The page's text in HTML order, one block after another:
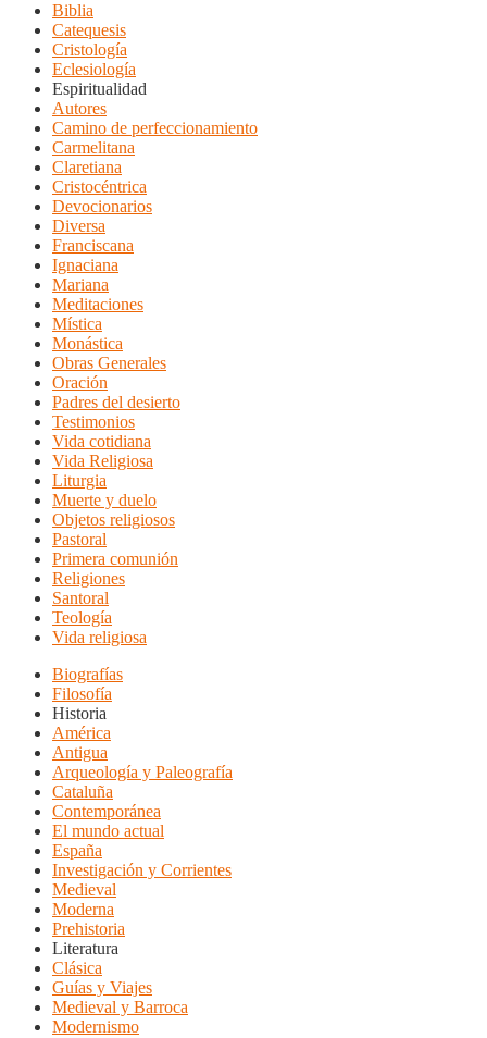
Biblia
Catequesis
Cristología
Eclesiología
Espiritualidad
Autores
Camino de perfeccionamiento
Carmelitana
Claretiana
Cristocéntrica
Devocionarios
Diversa
Franciscana
Ignaciana
Mariana
Meditaciones
Mística
Monástica
Obras Generales
Oración
Padres del desierto
Testimonios
Vida cotidiana
Vida Religiosa
Liturgia
Muerte y duelo
Objetos religiosos
Pastoral
Primera comunión
Religiones
Santoral
Teología
Vida religiosa
Biografías
Filosofía
Historia
América
Antigua
Arqueología y Paleografía
Cataluña
Contemporánea
El mundo actual
España
Investigación y Corrientes
Medieval
Moderna
Prehistoria
Literatura
Clásica
Guías y Viajes
Medieval y Barroca
Modernismo